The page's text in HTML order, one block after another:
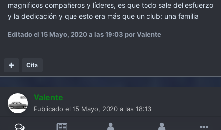
magnificos compañeros y líderes, es que todo sale del esfuerzo
y la dedicación y que esto era más que un club: una familia
Editado el 15 Mayo, 2020 a las 19:03 por Valente
Cita
Valente
Publicado el 15 Mayo, 2020 a las 18:13